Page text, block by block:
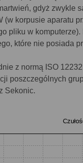
gdyż zwykle
(w korpusie aparatu
pliku w
które nie posiada
z normą ISO
poszczególnych
Sekonic.